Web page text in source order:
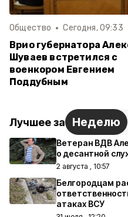
Общество Сегодня, 09:33
Врио губернатора
Шуваев встретился с
военкором Евгением
Поддубным
Лучшее за Неделю
Ветеран ВДВ
о десантной
2 августа , 10:57
Белгородцам
атаках ВСУ